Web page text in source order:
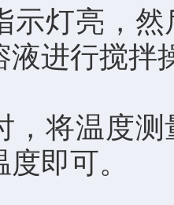
示灯亮，
液进行搅拌
，将温度
即可。